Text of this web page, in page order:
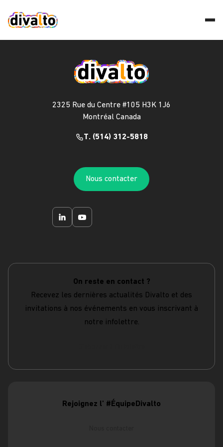
2325 Rue du Centre #105 H3K 1J6
Montréal Canada
T. (514) 312-5818
Nous contacter
On reste en contact ?
Recevez les dernières actualités Divalto et des
invitations à nos événements en vous inscrivant à
notre infolettre.
Rejoignez l' #ÉquipeDivalto